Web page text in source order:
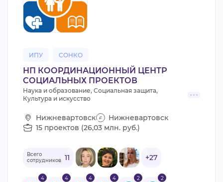
ВИДЕОКУРСЫ
ИПУ СОНКО
НП КООРДИНАЦИОННЫЙ ЦЕНТР
СОЦИАЛЬНЫХ ПРОЕКТОВ
Наука и образование, Социальная защита,
Культура и искусство
Нижневартовск
Нижневартовск
15 проектов (26,03 млн. руб.)
4 4 4 4 2 2
Всего
сотрудников 11 +27